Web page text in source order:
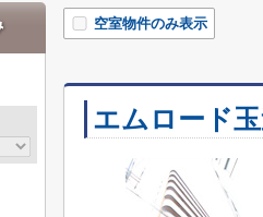
空室物件のみ表示
エムロード